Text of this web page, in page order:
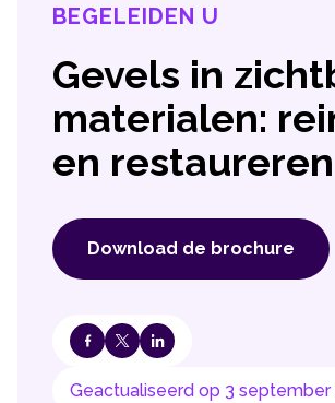
BEGELEIDEN U
Gevels in
materialen:
en restaureren
Download de brochure
Geactualiseerd op 3 september